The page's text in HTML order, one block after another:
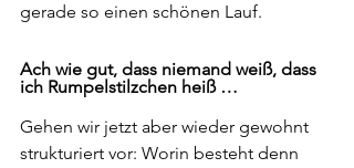
gerade so einen schönen Lauf.
Ach wie gut, dass niemand weiß, dass
ich Rumpelstilzchen heiß …
Gehen wir jetzt aber wieder gewohnt
strukturiert vor: Worin besteht denn